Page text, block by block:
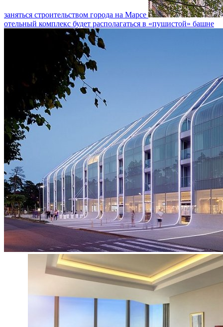
заняться строительством города на Марсе
отельный комплекс будет располагаться в «пушистой» башне